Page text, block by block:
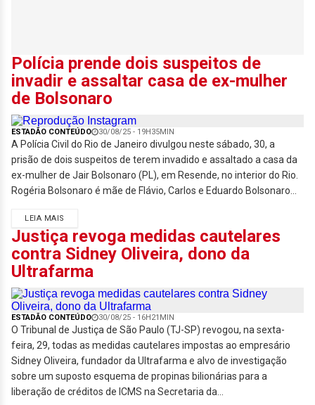
Polícia prende dois suspeitos de
invadir e assaltar casa de ex-mulher
de Bolsonaro
ESTADÃO CONTEÚDO 30/08/25 - 19H35MIN
A Polícia Civil do Rio de Janeiro divulgou neste sábado, 30, a
prisão de dois suspeitos de terem invadido e assaltado a casa da
ex-mulher de Jair Bolsonaro (PL), em Resende, no interior do Rio.
Rogéria Bolsonaro é mãe de Flávio, Carlos e Eduardo Bolsonaro...
LEIA MAIS
Justiça revoga medidas cautelares
contra Sidney Oliveira, dono da
Ultrafarma
ESTADÃO CONTEÚDO 30/08/25 - 16H21MIN
O Tribunal de Justiça de São Paulo (TJ-SP) revogou, na sexta-
feira, 29, todas as medidas cautelares impostas ao empresário
Sidney Oliveira, fundador da Ultrafarma e alvo de investigação
sobre um suposto esquema de propinas bilionárias para a
liberação de créditos de ICMS na Secretaria da...